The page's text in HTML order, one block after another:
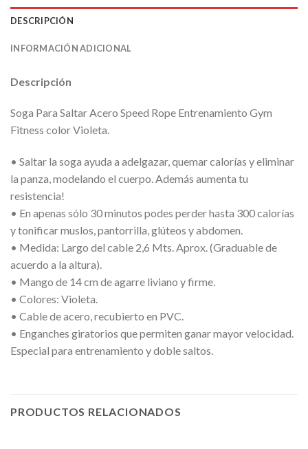
DESCRIPCIÓN
INFORMACIÓN ADICIONAL
Descripción
Soga Para Saltar Acero Speed Rope Entrenamiento Gym
Fitness color Violeta.
• Saltar la soga ayuda a adelgazar, quemar calorías y eliminar
la panza, modelando el cuerpo. Además aumenta tu
resistencia!
• En apenas sólo 30 minutos podes perder hasta 300 calorías
y tonificar muslos, pantorrilla, glúteos y abdomen.
• Medida: Largo del cable 2,6 Mts. Aprox. (Graduable de
acuerdo a la altura).
• Mango de 14 cm de agarre liviano y firme.
• Colores: Violeta.
• Cable de acero, recubierto en PVC.
• Enganches giratorios que permiten ganar mayor velocidad.
Especial para entrenamiento y doble saltos.
PRODUCTOS RELACIONADOS